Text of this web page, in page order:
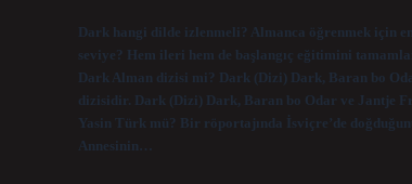
Dark hangi dilde izlenmeli? Almanca öğrenmek için
seviye? Hem ileri hem de başlangıç ​​eğitimini
Dark Alman dizisi mi? Dark (Dizi) Dark, Baran bo
dizisidir. Dark (Dizi) Dark, Baran bo Odar ve Jantje
Yasin Türk mü? Bir röportajında ​​İsviçre’de
Annesinin…